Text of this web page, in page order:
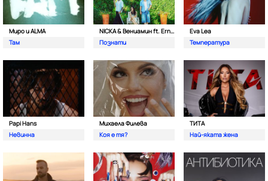
Миро и ALMA
Там
NICKA & Вениамин ft. Ernesto Valenzuela
Познати
Eva Lea
Температура
Papi Hans
Невинна
Михаела Филева
Коя е тя?
ТИТА
Най-яката жена